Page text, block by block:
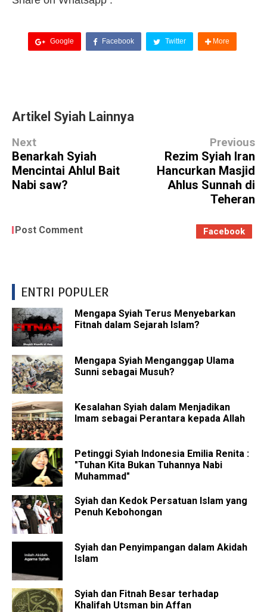
Google Facebook Twitter More
Artikel Syiah Lainnya
Next
Benarkah Syiah
Mencintai Ahlul Bait
Nabi saw?
Previous
Rezim Syiah Iran
Hancurkan Masjid
Ahlus Sunnah di
Teheran
Post Comment Facebook
ENTRI POPULER
Mengapa Syiah Terus Menyebarkan
Fitnah dalam Sejarah Islam?
Mengapa Syiah Menganggap Ulama
Sunni sebagai Musuh?
Kesalahan Syiah dalam Menjadikan
Imam sebagai Perantara kepada Allah
Petinggi Syiah Indonesia Emilia Renita :
"Tuhan Kita Bukan Tuhannya Nabi
Muhammad"
Syiah dan Kedok Persatuan Islam yang
Penuh Kebohongan
Syiah dan Penyimpangan dalam Akidah
Islam
Syiah dan Fitnah Besar terhadap
Khalifah Utsman bin Affan